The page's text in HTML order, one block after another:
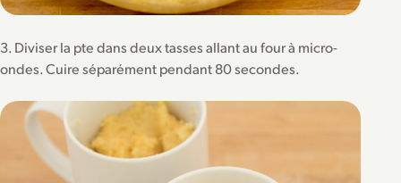
3. Diviser la pte dans deux tasses allant au four à micro-
ondes. Cuire séparément pendant 80 secondes.